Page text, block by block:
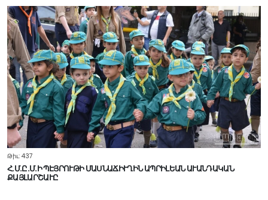
Թիւ: 437
Հ.Մ.Ը.Մ.Ի ՊԷՅՐՈՒԹԻ ՄԱՍՆԱՃԻՒՂԻՆ ԱՊՐԻԼԵԱՆ ԱՒԱՆԴԱԿԱՆ
ՔԱՅԼԱՐՇԱՒԸ